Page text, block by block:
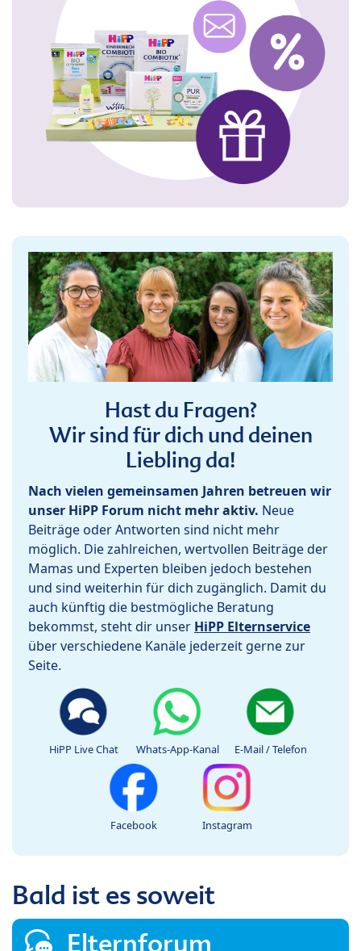
Hast du Fragen?
Wir sind für dich und deinen
Liebling da!
Nach vielen gemeinsamen Jahren betreuen wir
unser HiPP Forum nicht mehr aktiv. Neue
Beiträge oder Antworten sind nicht mehr
möglich. Die zahlreichen, wertvollen Beiträge der
Mamas und Experten bleiben jedoch bestehen
und sind weiterhin für dich zugänglich. Damit du
auch künftig die bestmögliche Beratung
bekommst, steht dir unser HiPP Elternservice
über verschiedene Kanäle jederzeit gerne zur
Seite.
HiPP Live Chat Whats-App-Kanal E-Mail / Telefon
Facebook Instagram
Bald ist es soweit
Elternforum